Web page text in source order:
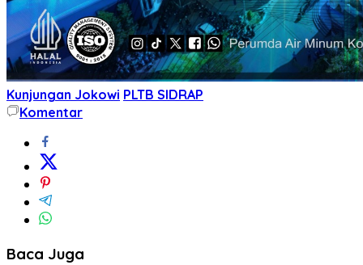
Kunjungan Jokowi PLTB SIDRAP
Komentar
Baca Juga